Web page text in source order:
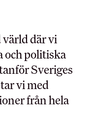
ARBETSLIV
Arbetsmiljö
Myndighet
Skolinformation
Stipendium
värld där vi
och politiska
Sveriges
vi med
från hela